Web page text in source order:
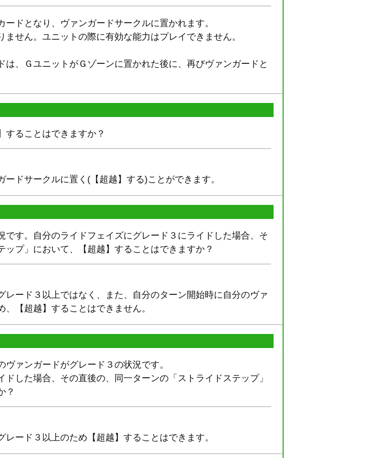
ドとなり、ヴァンガードサークルに置かれます。
せん。ユニットの際に有効な能力はプレイできません。
、ＧユニットがＧゾーンに置かれた後に、再びヴァンガードと
することはできますか？
ドサークルに置く(【超越】する)ことができます。
です。自分のライドフェイズにグレード３にライドした場合、そ
プ」において、【超越】することはできますか？
レード３以上ではなく、また、自分のターン開始時に自分のヴァ
【超越】することはできません。
ァンガードがグレード３の状況です。
した場合、その直後の、同一ターンの「ストライドステップ」
？
ード３以上のため【超越】することはできます。